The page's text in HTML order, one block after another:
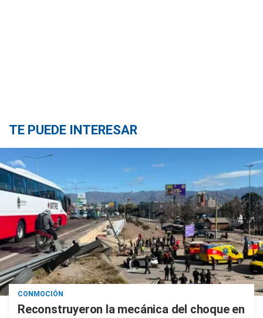
TE PUEDE INTERESAR
CONMOCIÓN
Reconstruyeron la mecánica del choque en